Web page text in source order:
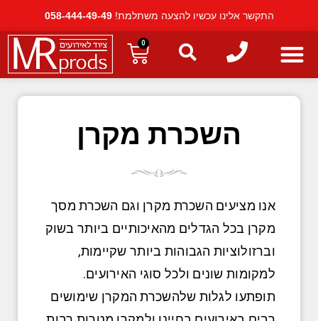
התקשר אלינו עכשיו להצעה משתלמת!058-444-49-49
0
השכרת מקרן
אנו מציעים השכרת מקרן וגם השכרת מסך
מקרן בכל הגדלים מהאיכותיים ביותר בשוק
וברזולוציות הגבוהות ביותר שקיימות,
למקומות שונים ולכל סוגי האירועים.
תופתעו לגלות שלהשכרת המקרן שימושים